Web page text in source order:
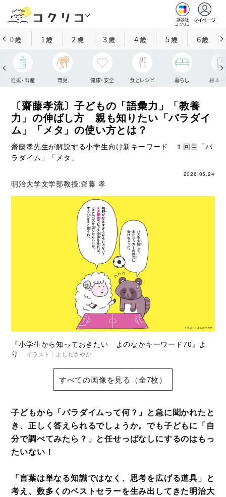
講談社
コクリコ
マイページ
0歳 1歳 2 歳 3歳 4歳 5歳 6歳
妊娠・出産 育児 健康・安全 食とレシピ 暮らし 絵本・
〔齋藤孝流〕子どもの「語彙力」「教養
力」の伸ばし方 親も知りたい「パラダイ
ム」「メタ」の使い方とは？
齋藤孝先生が解説する小学生向け新キーワード １回目「パ
ラダイム」「メタ」
2026.05.24
明治大学文学部教授:齋藤 孝
『小学生から知っておきたい よのなかキーワード70』よ
り
イラスト：よしださやか
すべての画像を見る（全7枚）
子どもから「パラダイムって何？」と急に聞かれたと
き、正しく答えられるでしょうか。でも子どもに「自
分で調べてみたら？」と任せっぱなしにするのはもっ
たいない！
「言葉は単なる知識ではなく、思考を広げる道具」と
考え、数多くのベストセラーを生み出してきた明治大